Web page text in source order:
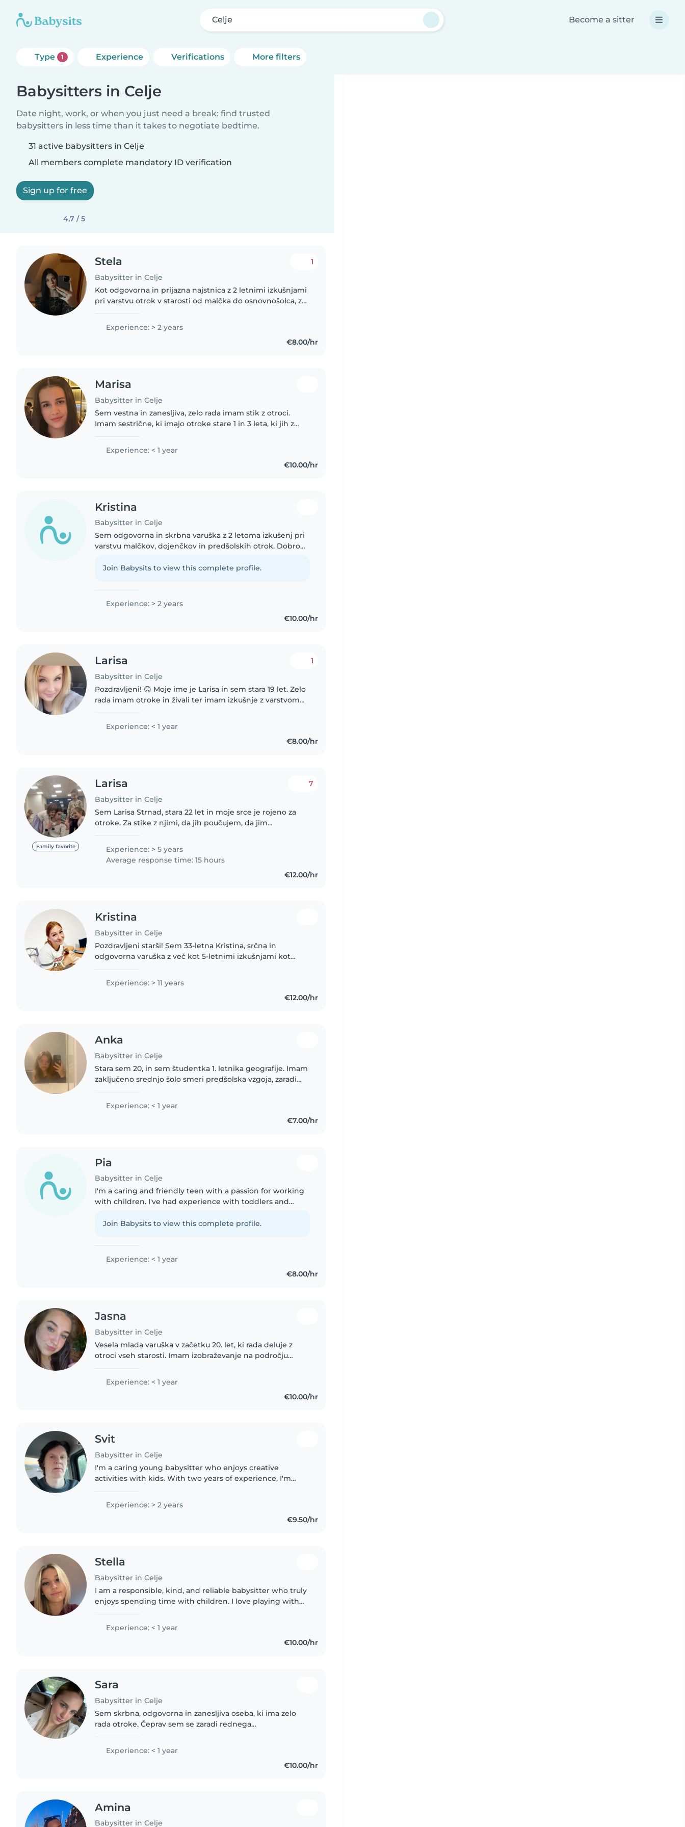
Celje Become a sitter
Type 1 Experience Verifications More filters
Babysitters in Celje
Date night, work, or when you just need a break: find trusted
babysitters in less time than it takes to negotiate bedtime.
31 active babysitters in Celje
All members complete mandatory ID verification
Sign up for free
4,7 / 5
Stela
Babysitter in Celje
1
Kot odgovorna in prijazna najstnica z 2 letnimi izkušnjami
pri varstvu otrok v starosti od malčka do osnovnošolca, z
Experience: > 2 years
€8.00/hr
Marisa
Babysitter in Celje
Sem vestna in zanesljiva, zelo rada imam stik z otroci.
Imam sestrične, ki imajo otroke stare 1 in 3 leta, ki jih z
Experience: < 1 year
€10.00/hr
Kristina
Babysitter in Celje
Sem odgovorna in skrbna varuška z 2 letoma izkušenj pri
varstvu malčkov, dojenčkov in predšolskih otrok. Dobro
gospodinjskih opravilih..
Join Babysits to view this complete profile.
Experience: > 2 years
€10.00/hr
Larisa
Babysitter in Celje
1
Pozdravljeni! 😊 Moje ime je Larisa in sem stara 19 let. Zelo
rada imam otroke in živali ter imam izkušnje z varstvom
nog navajena..
Experience: < 1 year
€8.00/hr
Family favorite
Larisa
Babysitter in Celje
7
Sem Larisa Strnad, stara 22 let in moje srce je rojeno za
otroke. Za stike z njimi, da jih poučujem, da jim
sem njihova opora in..
Experience: > 5 years
Average response time: 15 hours
€12.00/hr
Kristina
Babysitter in Celje
Pozdravljeni starši! Sem 33-letna Kristina, srčna in
odgovorna varuška z več kot 5-letnimi izkušnjami kot
življenja – tudi doma,..
Experience: > 11 years
€12.00/hr
Anka
Babysitter in Celje
Stara sem 20, in sem študentka 1. letnika geografije. Imam
zaključeno srednjo šolo smeri predšolska vzgoja, zaradi
Experience: < 1 year
€7.00/hr
Pia
Babysitter in Celje
I'm a caring and friendly teen with a passion for working
with children. I've had experience with toddlers and
reading, music,..
Join Babysits to view this complete profile.
Experience: < 1 year
€8.00/hr
Jasna
Babysitter in Celje
Vesela mlada varuška v začetku 20. let, ki rada deluje z
otroci vseh starosti. Imam izobraževanje na področju
organizirana in potrpežljiva...
Experience: < 1 year
€10.00/hr
Svit
Babysitter in Celje
I'm a caring young babysitter who enjoys creative
activities with kids. With two years of experience, I'm
teens. Fluent in both..
Experience: > 2 years
€9.50/hr
Stella
Babysitter in Celje
I am a responsible, kind, and reliable babysitter who truly
enjoys spending time with children. I love playing with
and develop..
Experience: < 1 year
€10.00/hr
Sara
Babysitter in Celje
Sem skrbna, odgovorna in zanesljiva oseba, ki ima zelo
rada otroke. Čeprav sem se zaradi rednega
Experience: < 1 year
€10.00/hr
Amina
Babysitter in Celje